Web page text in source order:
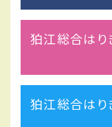
狛江総合はり
狛江総合はり